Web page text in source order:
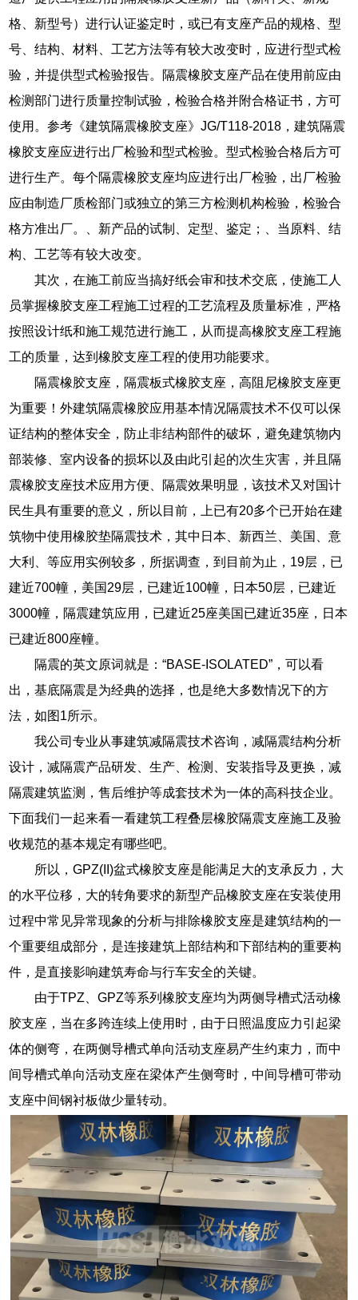
格、新型号）进行认证鉴定时，或已有支座产品的规格、型
号、结构、材料、工艺方法等有较大改变时，应进行型式检
验，并提供型式检验报告。隔震橡胶支座产品在使用前应由
检测部门进行质量控制试验，检验合格并附合格证书，方可
使用。参考《建筑隔震橡胶支座》JG/T118-2018，建筑隔震
橡胶支座应进行出厂检验和型式检验。型式检验合格后方可
进行生产。每个隔震橡胶支座均应进行出厂检验，出厂检验
应由制造厂质检部门或独立的第三方检测机构检验，检验合
格方准出厂。、新产品的试制、定型、鉴定；、当原料、结
构、工艺等有较大改变。
其次，在施工前应当搞好纸会审和技术交底，使施工人
员掌握橡胶支座工程施工过程的工艺流程及质量标准，严格
按照设计纸和施工规范进行施工，从而提高橡胶支座工程施
工的质量，达到橡胶支座工程的使用功能要求。
隔震橡胶支座，隔震板式橡胶支座，高阻尼橡胶支座更
为重要！外建筑隔震橡胶应用基本情况隔震技术不仅可以保
证结构的整体安全，防止非结构部件的破坏，避免建筑物内
部装修、室内设备的损坏以及由此引起的次生灾害，并且隔
震橡胶支座技术应用方便、隔震效果明显，该技术又对国计
民生具有重要的意义，所以目前，上已有20多个已开始在建
筑物中使用橡胶垫隔震技术，其中日本、新西兰、美国、意
大利、等应用实例较多，所据调查，到目前为止，19层，已
建近700幢，美国29层，已建近100幢，日本50层，已建近
3000幢，隔震建筑应用，已建近25座美国已建近35座，日本
已建近800座幢。
隔震的英文原词就是：“BASE-ISOLATED”，可以看
出，基底隔震是为经典的选择，也是绝大多数情况下的方
法，如图1所示。
我公司专业从事建筑减隔震技术咨询，减隔震结构分析
设计，减隔震产品研发、生产、检测、安装指导及更换，减
隔震建筑监测，售后维护等成套技术为一体的高科技企业。
下面我们一起来看一看建筑工程叠层橡胶隔震支座施工及验
收规范的基本规定有哪些吧。
所以，GPZ(II)盆式橡胶支座是能满足大的支承反力，大
的水平位移，大的转角要求的新型产品橡胶支座在安装使用
过程中常见异常现象的分析与排除橡胶支座是建筑结构的一
个重要组成部分，是连接建筑上部结构和下部结构的重要构
件，是直接影响建筑寿命与行车安全的关键。
由于TPZ、GPZ等系列橡胶支座均为两侧导槽式活动橡
胶支座，当在多跨连续上使用时，由于日照温度应力引起梁
体的侧弯，在两侧导槽式单向活动支座易产生约束力，而中
间导槽式单向活动支座在梁体产生侧弯时，中间导槽可带动
支座中间钢衬板做少量转动。